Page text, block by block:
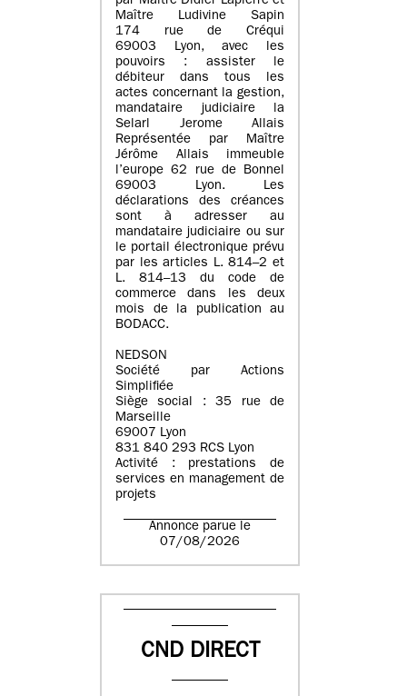
Maître Ludivine Sapin
174 rue de Créqui
69003 Lyon, avec les
pouvoirs : assister le
débiteur dans tous les
actes concernant la gestion,
mandataire judiciaire la
Selarl Jerome Allais
Représentée par Maître
Jérôme Allais immeuble
l’europe 62 rue de Bonnel
69003 Lyon. Les
déclarations des créances
sont à adresser au
mandataire judiciaire ou sur
le portail électronique prévu
par les articles L. 814–2 et
L. 814–13 du code de
commerce dans les deux
mois de la publication au
BODACC.
NEDSON
Société par Actions
Simplifiée
Siège social : 35 rue de
Marseille
69007 Lyon
831 840 293 RCS Lyon
Activité : prestations de
services en management de
projets
Annonce parue le
07/08/2026
CND DIRECT